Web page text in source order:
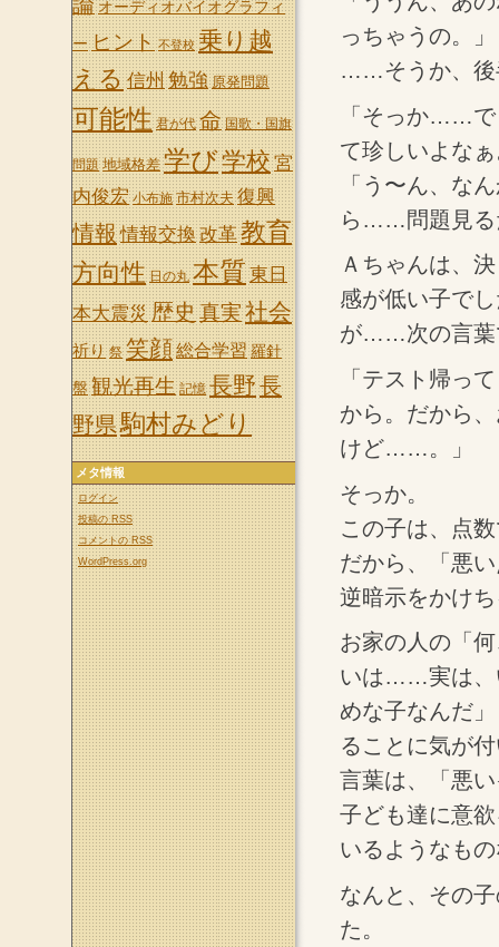
っちゃうの。」
……そうか、後
「そっか……で
て珍しいよな
「う〜ん、な
ら……問題見る
Ａちゃんは、
感が低い子で
が……次の言葉
「テスト帰っ
から。だから
けど……。」
そっか。
この子は、点
だから、「悪
逆暗示をかけ
お家の人の「
いは……実は、
めな子なんだ
ることに気が
言葉は、「悪
子ども達に意
いるようなも
なんと、その
た。
論 オーディオバイオグラフィ
ー ヒント 不登校 乗り越
える信州 勉強 原発問題
可能性 君が代 命 国歌・国旗
問題 地域格差 学び学校 宮
内俊宏 小布施 市村次夫 復興
情報情報交換 改革教育
方向性 日の丸 本質東日
本大震災 歴史 真実社会
祈り 祭 笑顔総合学習 羅針
盤 観光再生 記憶 長野長
野県駒村みどり
メタ情報
ログイン
投稿の RSS
コメントの RSS
WordPress.org